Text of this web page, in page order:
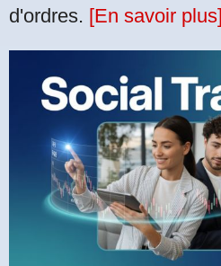
d'ordres. [En savoir plus]